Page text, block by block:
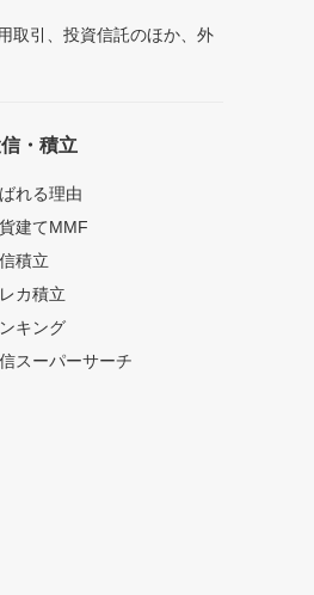
取引、投資信託のほか、外
・積立
れる理由
建てMMF
積立
カ積立
キング
スーパーサーチ